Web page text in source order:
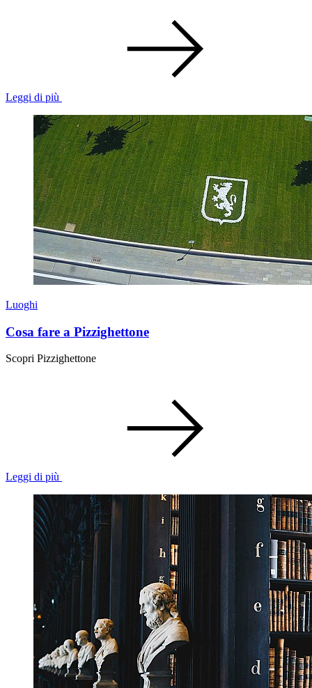
Leggi di più
Luoghi
Cosa fare a Pizzighettone
Scopri Pizzighettone
Leggi di più